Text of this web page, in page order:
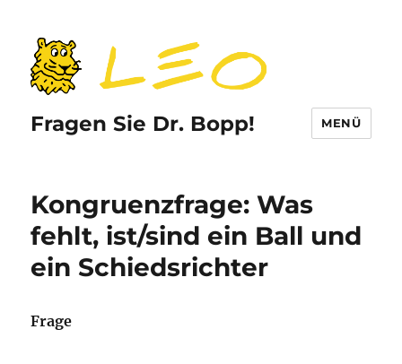
Fragen Sie Dr. Bopp! MENÜ
Kongruenzfrage: Was
fehlt, ist/sind ein Ball und
ein Schiedsrichter
Frage